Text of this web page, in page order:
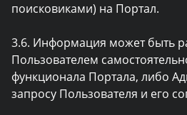
поисковиками) на Портал.
3.6. Информация может быть
Пользователем
функционала Портала, либо
запросу Пользователя и его